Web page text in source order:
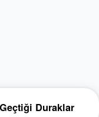
Geçtiği Duraklar